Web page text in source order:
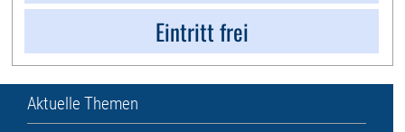
Eintritt frei
Aktuelle Themen